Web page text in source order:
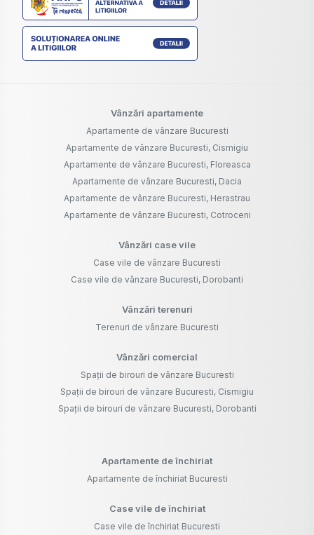
Vânzări apartamente
Apartamente de vânzare Bucuresti
Apartamente de vânzare Bucuresti, Cismigiu
Apartamente de vânzare Bucuresti, Floreasca
Apartamente de vânzare Bucuresti, Dacia
Apartamente de vânzare Bucuresti, Herastrau
Apartamente de vânzare Bucuresti, Cotroceni
Vânzări case vile
Case vile de vânzare Bucuresti
Case vile de vânzare Bucuresti, Dorobanti
Vânzări terenuri
Terenuri de vânzare Bucuresti
Vânzări comercial
Spații de birouri de vânzare Bucuresti
Spații de birouri de vânzare Bucuresti, Cismigiu
Spații de birouri de vânzare Bucuresti, Dorobanti
Apartamente de închiriat
Apartamente de închiriat Bucuresti
Case vile de închiriat
Case vile de închiriat Bucuresti